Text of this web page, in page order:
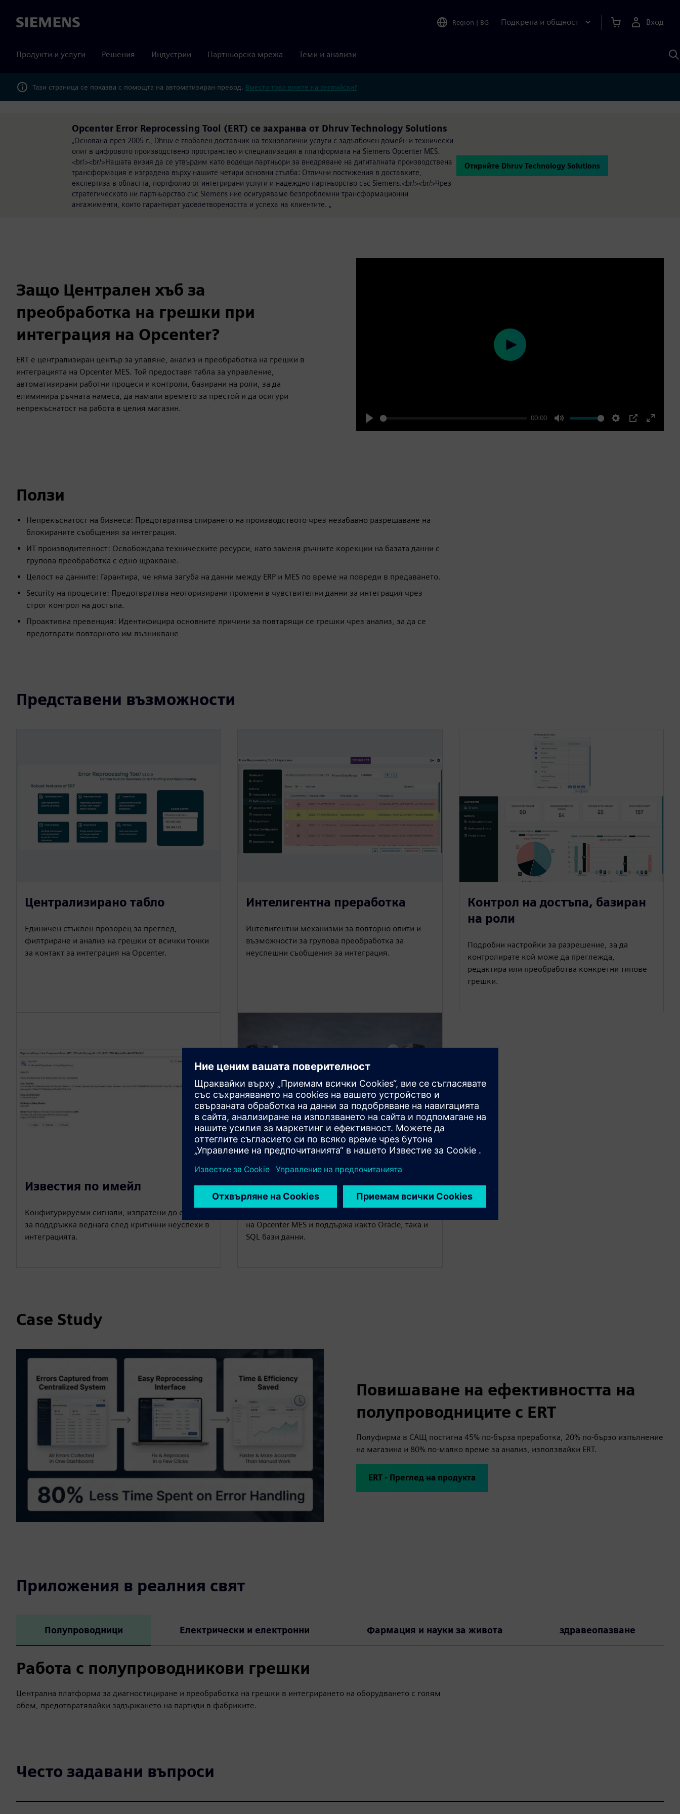
Siemens Region | BG Подкрепа и общност Вход
Продукти и услуги Решения Индустрии Партньорска мрежа Теми и анализи
с
Тази страница се показва с помощта на автоматизиран превод. Вместо това вижте на английски?
Opcenter Error Reprocessing Tool (ERT) се захранва от Dhruv Technology Solutions
„Основана през 2005 г., Dhruv е глобален доставчик на технологични услуги с задълбочен домейн и технически
опит в цифровото производствено пространство и специализация в платформата на Siemens Opcenter MES.
<br/><br/>Нашата визия да се утвърдим като водещи партньори за внедряване на дигиталната производствена
трансформация е изградена върху нашите четири основни стълба: Отлични постижения в доставките,
експертиза в областта, портфолио от интегрирани услуги и надеждно партньорство със Siemens.<br/><br/>Чрез
стратегическото ни партньорство със Siemens ние осигуряваме безпроблемни трансформационни
ангажименти, които гарантират удовлетвореността и успеха на клиентите. „
Открийте Dhruv Technology Solutions
Защо Централен хъб за
преобработка на грешки при
интеграция на Opcenter?
ERT е централизиран център за улавяне, анализ и преобработка на грешки в
интеграцията на Opcenter MES. Той предоставя табла за управление,
автоматизирани работни процеси и контроли, базирани на роли, за да
елиминира ръчната намеса, да намали времето за престой и да осигури
непрекъснатост на работа в целия магазин.
Play
00:00
Mute Settings
PIP
Enter
Play
Ползи
Непрекъснатост на бизнеса: Предотвратява спирането на производството чрез незабавно разрешаване на
блокираните съобщения за интеграция.
ИТ производителност: Освобождава техническите ресурси, като заменя ръчните корекции на базата данни с
групова преобработка с едно щракване.
Целост на данните: Гарантира, че няма загуба на данни между ERP и MES по време на повреди в предаването.
Security на процесите: Предотвратява неоторизирани промени в чувствителни данни за интеграция чрез
строг контрол на достъпа.
Проактивна превенция: Идентифицира основните причини за повтарящи се грешки чрез анализ, за да се
предотврати повторното им възникване
Представени възможности
Централизирано табло
Единичен стъклен прозорец за преглед,
филтриране и анализ на грешки от всички точки
за контакт за интеграция на Opcenter.
Интелигентна преработка
Интелигентни механизми за повторно опити и
възможности за групова преобработка за
неуспешни съобщения за интеграция.
Контрол на достъпа, базиран
на роли
Подробни настройки за разрешение, за да
контролирате кой може да преглежда,
редактира или преобработва конкретни типове
грешки.
Известия по имейл
Конфигурируеми сигнали, изпратени до екипите
за поддръжка веднага след критични неуспехи в
интеграцията.
Мулти-dB свързаност
на Opcenter MES и поддържа както Oracle, така и
SQL бази данни.
Case Study
Повишаване на ефективността на
полупроводниците с ERT
Полуфирма в САЩ постигна 45% по-бърза преработка, 20% по-бързо изпълнение
на магазина и 80% по-малко време за анализ, използвайки ERT.
ERT - Преглед на продукта
Приложения в реалния свят
Полупроводници Електрически и електронни Фармация и науки за живота здравеопазване
Работа с полупроводникови грешки
Централна платформа за диагностициране и преобработка на грешки в интегрирането на оборудването с голям
обем, предотвратявайки задържането на партиди в фабриките.
Често задавани въпроси